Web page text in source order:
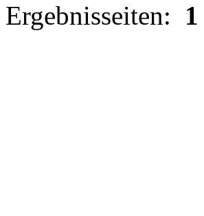
Ergebnisseiten: 1